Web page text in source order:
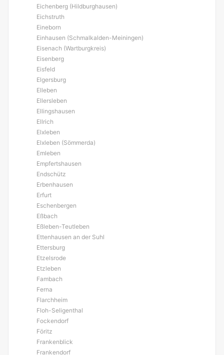
Eichenberg (Hildburghausen)
Eichstruth
Eineborn
Einhausen (Schmalkalden-Meiningen)
Eisenach (Wartburgkreis)
Eisenberg
Eisfeld
Elgersburg
Elleben
Ellersleben
Ellingshausen
Ellrich
Elxleben
Elxleben (Sömmerda)
Emleben
Empfertshausen
Endschütz
Erbenhausen
Erfurt
Eschenbergen
Eßbach
Eßleben-Teutleben
Ettenhausen an der Suhl
Ettersburg
Etzelsrode
Etzleben
Fambach
Ferna
Flarchheim
Floh-Seligenthal
Fockendorf
Föritz
Frankenblick
Frankendorf